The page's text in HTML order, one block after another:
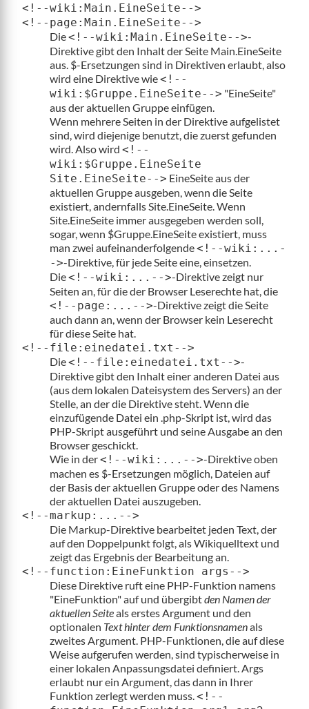
<!--wiki:Main.EineSeite-->
<!--page:Main.EineSeite-->
Die<!--wiki:Main.EineSeite-->-
Direktive gibt den Inhalt der Seite Main.EineSeite
aus. $-Ersetzungen sind in Direktiven erlaubt, also
wird eine Direktive wie<!--
wiki:$Gruppe.EineSeite--> "EineSeite"
aus der aktuellen Gruppe einfügen.
Wenn mehrere Seiten in der Direktive aufgelistet
sind, wird diejenige benutzt, die zuerst gefunden
wird. Also wird <!--
wiki:$Gruppe.EineSeite
Site.EineSeite--> EineSeite aus der
aktuellen Gruppe ausgeben, wenn die Seite
existiert, andernfalls Site.EineSeite. Wenn
Site.EineSeite immer ausgegeben werden soll,
sogar, wenn $Gruppe.EineSeite existiert, muss
man zwei aufeinanderfolgende<!--wiki:...-
->-Direktive, für jede Seite eine, einsetzen.
Die<!--wiki:...-->-Direktive zeigt nur
Seiten an, für die der Browser Leserechte hat, die
<!--page:...-->-Direktive zeigt die Seite
auch dann an, wenn der Browser kein Leserecht
für diese Seite hat.
<!--file:einedatei.txt-->
Die<!--file:einedatei.txt-->-
Direktive gibt den Inhalt einer anderen Datei aus
(aus dem lokalen Dateisystem des Servers) an der
Stelle, an der die Direktive steht. Wenn die
einzufügende Datei ein .php-Skript ist, wird das
PHP-Skript ausgeführt und seine Ausgabe an den
Browser geschickt.
Wie in der<!--wiki:...-->-Direktive oben
machen es $-Ersetzungen möglich, Dateien auf
der Basis der aktuellen Gruppe oder des Namens
der aktuellen Datei auszugeben.
<!--markup:...-->
Die Markup-Direktive bearbeitet jeden Text, der
auf den Doppelpunkt folgt, als Wikiquelltext und
zeigt das Ergebnis der Bearbeitung an.
<!--function:EineFunktion args-->
Diese Direktive ruft eine PHP-Funktion namens
"EineFunktion" auf und übergibtden Namen der
aktuellen Seiteals erstes Argument und den
optionalen Text hinter dem Funktionsnamenals
zweites Argument. PHP-Funktionen, die auf diese
Weise aufgerufen werden, sind typischerweise in
einer lokalen Anpassungsdatei definiert. Args
erlaubt nur ein Argument, das dann in Ihrer
Funktion zerlegt werden muss.<!--